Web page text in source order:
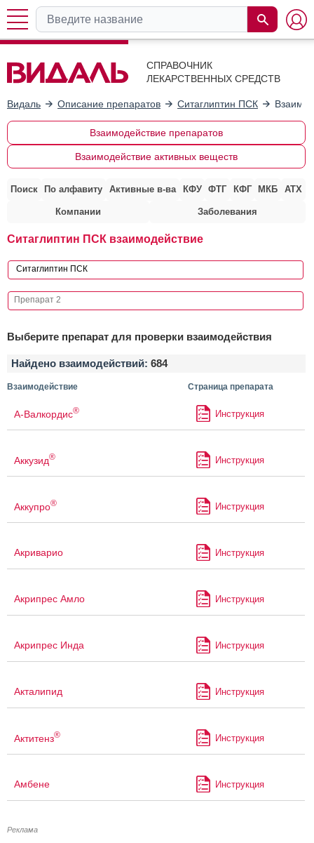
СПРАВОЧНИК
ЛЕКАРСТВЕННЫХ СРЕДСТВ
Видаль Описание препаратов Ситаглиптин ПСК
Взаимодействие препаратов
Взаимодействие активных веществ
Поиск По алфавиту Активные в-ва КФУ ФТГ КФГ МКБ АТХ
Компании Заболевания
Ситаглиптин ПСК взаимодействие
Выберите препарат для проверки взаимодействия
Найдено взаимодействий: 684
Взаимодействие Страница препарата
А-Валкордис® Инструкция
Аккузид® Инструкция
Аккупро® Инструкция
Акриварио Инструкция
Акрипрес Амло Инструкция
Акрипрес Инда Инструкция
Акталипид Инструкция
Актитенз® Инструкция
Амбене Инструкция
Реклама